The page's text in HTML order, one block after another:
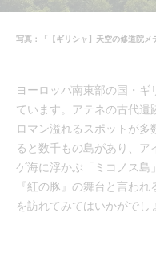
写真：「【ギリシャ】天空の修道院メ
ヨーロッパ南東部の国・ギ
ています。アテネの古代遺
ロマン溢れるスポットが
ると数千もの島があり、
ゲ海に浮かぶ「ミコノス島
『紅の豚』の舞台と言わ
を訪れてみてはいかがでし